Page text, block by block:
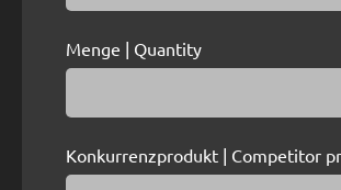
Menge | Quantity
Konkurrenzprodukt | Competitor